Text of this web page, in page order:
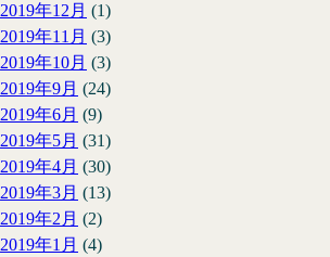
2019年12月 (1)
2019年11月 (3)
2019年10月 (3)
2019年9月 (24)
2019年6月 (9)
2019年5月 (31)
2019年4月 (30)
2019年3月 (13)
2019年2月 (2)
2019年1月 (4)